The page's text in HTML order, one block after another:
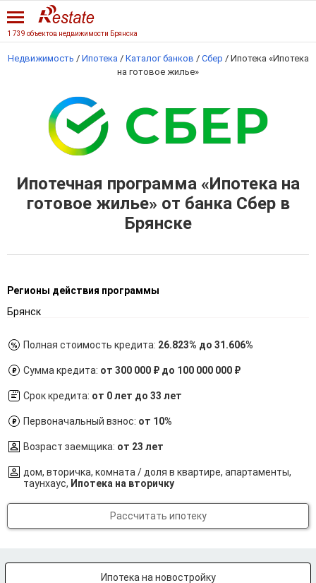
1 739 объектов недвижимости Брянска
Недвижимость / Ипотека / Каталог банков / Сбер / Ипотека «Ипотека
на готовое жилье»
Ипотечная программа «Ипотека на
готовое жилье» от банка Сбер в
Брянске
Регионы действия программы
Брянск
Полная стоимость кредита: 26.823% до 31.606%
Сумма кредита: от 300 000 ₽ до 100 000 000 ₽
Срок кредита: от 0 лет до 33 лет
Первоначальный взнос: от 10%
Возраст заемщика: от 23 лет
дом, вторичка, комната / доля в квартире, апартаменты,
таунхаус, Ипотека на вторичку
Рассчитать ипотеку
Ипотека на новостройку